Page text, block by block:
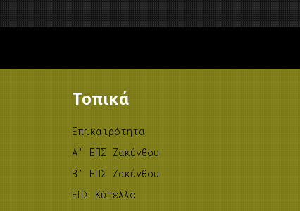
Τοπικά
Επικαιρότητα
A’ ΕΠΣ Ζακύνθου
B’ ΕΠΣ Ζακύνθου
ΕΠΣ Κύπελλο